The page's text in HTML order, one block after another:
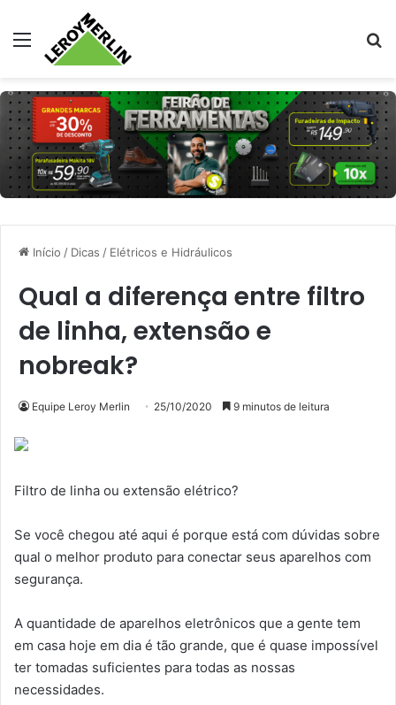
Menu
Início / Dicas / Elétricos e Hidráulicos
Qual a diferença entre filtro
de linha, extensão e
nobreak?
Equipe Leroy Merlin 25/10/2020 9 minutos de leitura
Filtro de linha ou extensão elétrico?
Se você chegou até aqui é porque está com dúvidas sobre
qual o melhor produto para conectar seus aparelhos com
segurança.
A quantidade de aparelhos eletrônicos que a gente tem
em casa hoje em dia é tão grande, que é quase impossível
ter tomadas suficientes para todas as nossas
necessidades.